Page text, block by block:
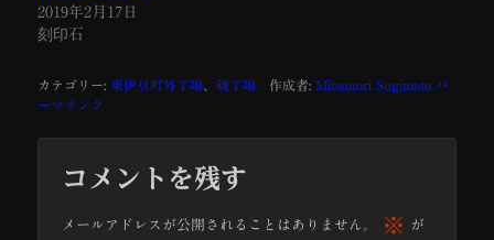
2019年2月17日
刻印石
カテゴリー: 東伊豆町外丁場 、磯丁場 作成者:Mitsunori Sugimoto パ
ーマリンク
コメントを残す
メールアドレスが公開されることはありません。 ※ が